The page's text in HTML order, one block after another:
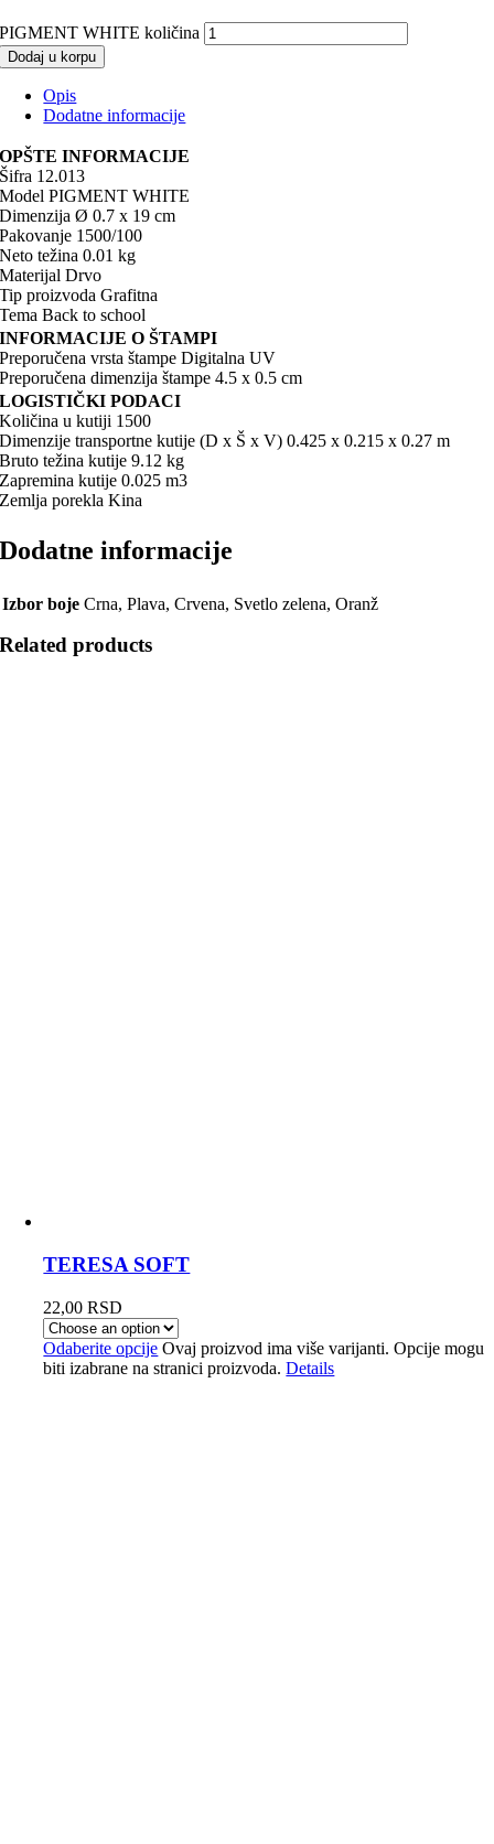
PIGMENT WHITE količina
Dodaj u korpu
Opis
Dodatne informacije
OPŠTE INFORMACIJE
Šifra 12.013
Model PIGMENT WHITE
Dimenzija Ø 0.7 x 19 cm
Pakovanje 1500/100
Neto težina 0.01 kg
Materijal Drvo
Tip proizvoda Grafitna
Tema Back to school
INFORMACIJE O ŠTAMPI
Preporučena vrsta štampe Digitalna UV
Preporučena dimenzija štampe 4.5 x 0.5 cm
LOGISTIČKI PODACI
Količina u kutiji 1500
Dimenzije transportne kutije (D x Š x V) 0.425 x 0.215 x 0.27 m
Bruto težina kutije 9.12 kg
Zapremina kutije 0.025 m3
Zemlja porekla Kina
Dodatne informacije
Izbor boje Crna, Plava, Crvena, Svetlo zelena, Oranž
Related products
TERESA SOFT
22,00RSD
Odaberite opcije Ovaj proizvod ima više varijanti. Opcije mogu
biti izabrane na stranici proizvoda.Details